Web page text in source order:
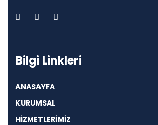
Bilgi Linkleri
ANASAYFA
KURUMSAL
HİZMETLERİMİZ